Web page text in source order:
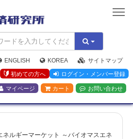
矢
野
経
済
研
究
所
ENGLISH KOREA
サイトマップ
初めての方へ
ログイン・メンバー登録
マイページ カート お問い合わせ
ネルギーマーケット ～バイオマスエネ